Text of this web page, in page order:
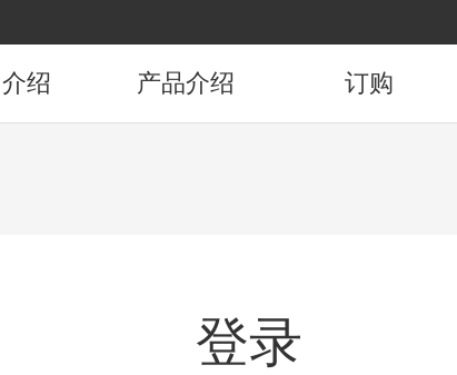
绍 产品介绍 订购
登录